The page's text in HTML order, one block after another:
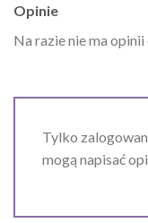
Opinie
Na razie nie ma
Tylko
mogą napisać